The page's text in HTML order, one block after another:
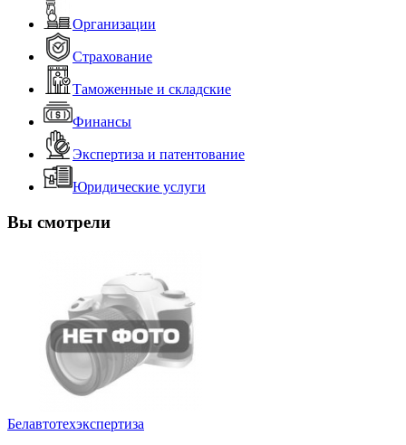
Организации
Страхование
Таможенные и складские
Финансы
Экспертиза и патентование
Юридические услуги
Вы смотрели
Белавтотехэкспертиза